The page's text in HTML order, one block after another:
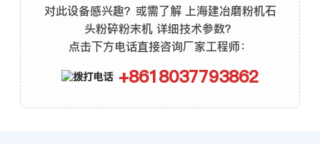
对此设备感兴趣？或需了解 上海建冶磨粉机石
头粉碎粉末机 详细技术参数？
点击下方电话直接咨询厂家工程师：
+8618037793862